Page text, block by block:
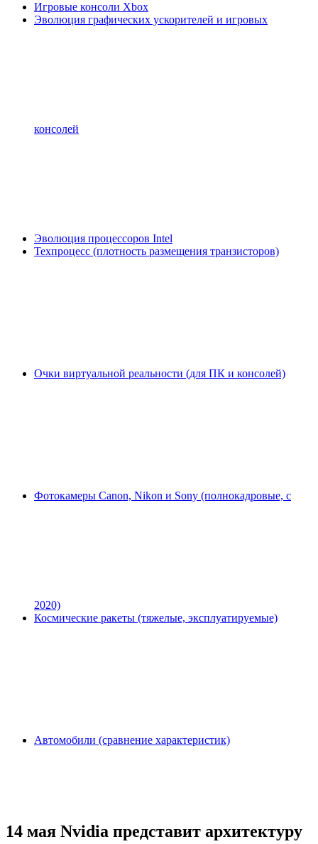
Игровые консоли Xbox
Эволюция графических ускорителей и игровых
консолей
Эволюция процессоров Intel
Техпроцесс (плотность размещения транзисторов)
Очки виртуальной реальности (для ПК и консолей)
Фотокамеры Canon, Nikon и Sony (полнокадровые, с
2020)
Космические ракеты (тяжелые, эксплуатируемые)
Автомобили (сравнение характеристик)
14 мая Nvidia представит архитектуру